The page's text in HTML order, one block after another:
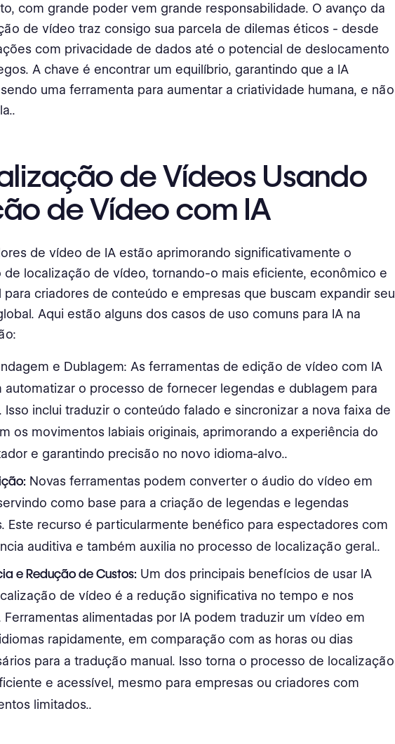
com grande poder vem grande responsabilidade. O avanço da
de vídeo traz consigo sua parcela de dilemas éticos - desde
com privacidade de dados até o potencial de deslocamento
A chave é encontrar um equilíbrio, garantindo que a IA
uma ferramenta para aumentar a criatividade humana, e não
de Vídeos Usando
de Vídeo com IA
de vídeo de IA estão aprimorando significativamente o
de localização de vídeo, tornando-o mais eficiente, econômico e
para criadores de conteúdo e empresas que buscam expandir seu
Aqui estão alguns dos casos de uso comuns para IA na
e Dublagem: As ferramentas de edição de vídeo com IA
automatizar o processo de fornecer legendas e dublagem para
Isso inclui traduzir o conteúdo falado e sincronizar a nova faixa de
os movimentos labiais originais, aprimorando a experiência do
e garantindo precisão no novo idioma-alvo.​​​.
Novas ferramentas podem converter o áudio do vídeo em
como base para a criação de legendas e legendas
Este recurso é particularmente benéfico para espectadores com
auditiva e também auxilia no processo de localização geral.​​​.
e Redução de Custos: Um dos principais benefícios de usar IA
de vídeo é a redução significativa no tempo e nos
Ferramentas alimentadas por IA podem traduzir um vídeo em
rapidamente, em comparação com as horas ou dias
para a tradução manual. Isso torna o processo de localização
e acessível, mesmo para empresas ou criadores com
limitados.​.